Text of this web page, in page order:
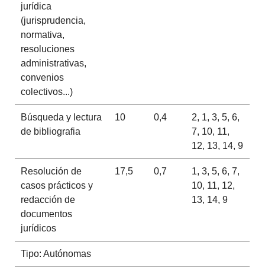
jurídica
(jurisprudencia,
normativa,
resoluciones
administrativas,
convenios
colectivos...)
Búsqueda y lectura
de bibliografia
10 0,4
2, 1, 3, 5, 6,
7, 10, 11,
12, 13, 14, 9
Resolución de
casos prácticos y
redacción de
documentos
jurídicos
17,5 0,7
1, 3, 5, 6, 7,
10, 11, 12,
13, 14, 9
Tipo: Autónomas